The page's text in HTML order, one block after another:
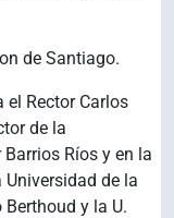
de Santiago.
el Rector Carlos
de la
Ríos y en la
Universidad de la
y la U.